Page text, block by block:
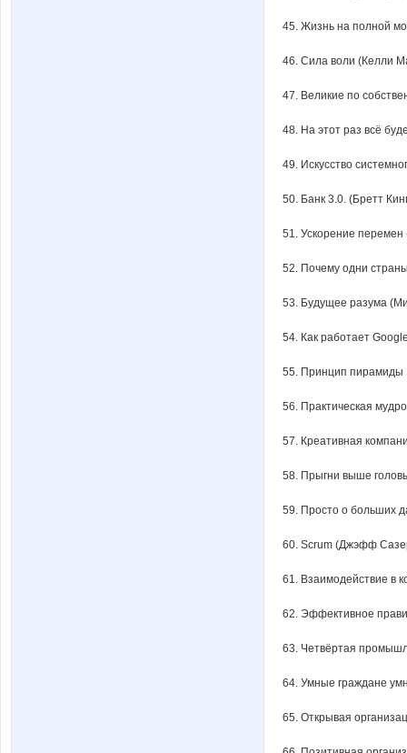
45. Жизнь на полной
46. Сила воли (Келли
47. Великие по
48. На этот раз всё
49. Искусство
50. Банк 3.0. (Бретт
51. Ускорение
52. Почему одни
53. Будущее разума
54. Как работает
55. Принцип
56. Практическая
57. Креативная
58. Прыгни выше
59. Просто о больших
60. Scrum (Джэфф
61. Взаимодействие в
62. Эффективное
63. Четвёртая
64. Умные граждане
65. Открывая